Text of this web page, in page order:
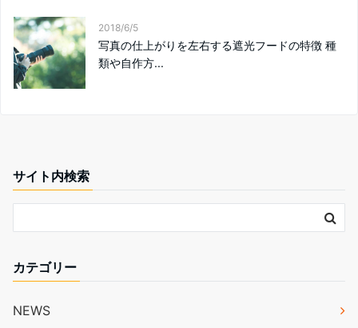
2018/6/5
写真の仕上がりを左右する遮光フードの特徴 種
類や自作方...
サイト内検索
カテゴリー
NEWS